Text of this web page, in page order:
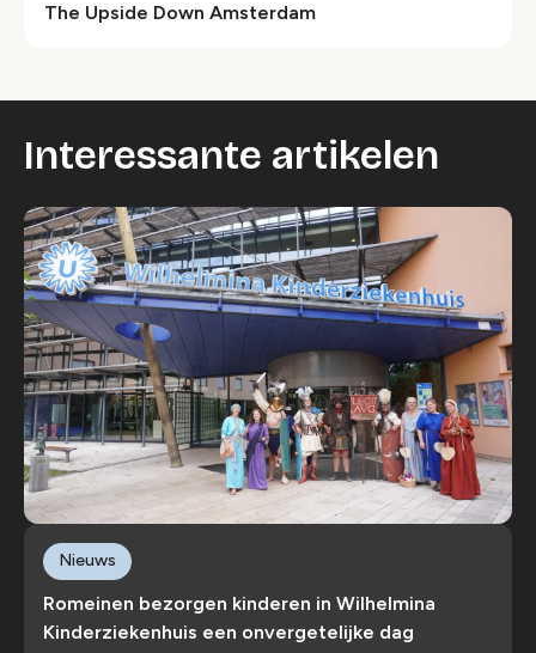
The Upside Down Amsterdam
Interessante artikelen
Romeinen bezorgen kinderen in Wilhelmina
Kinderziekenhuis een onvergetelijke dag
Nieuws